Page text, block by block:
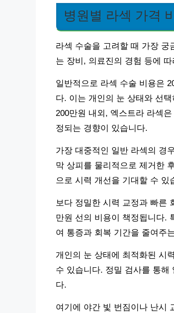
병원별 라섹 가격
라섹 수술을 고려할 때 가장
는 장비, 의료진의 경험 등에
일반적으로 라섹 수술 비용은
다. 이는 개인의 눈 상태와 선
200만원 내외, 엑스트라 라섹
정되는 경향이 있습니다.
가장 대중적인 일반 라섹의 경
막 상피를 물리적으로 제거한
으로 시력 개선을 기대할 수 있
보다 정밀한 시력 교정과 빠른
만원 선의 비용이 책정됩니다.
여 통증과 회복 기간을 줄여주
개인의 눈 상태에 최적화된 시
수 있습니다. 정밀 검사를 통해
다.
여기에 야간 빛 번짐이나 난시